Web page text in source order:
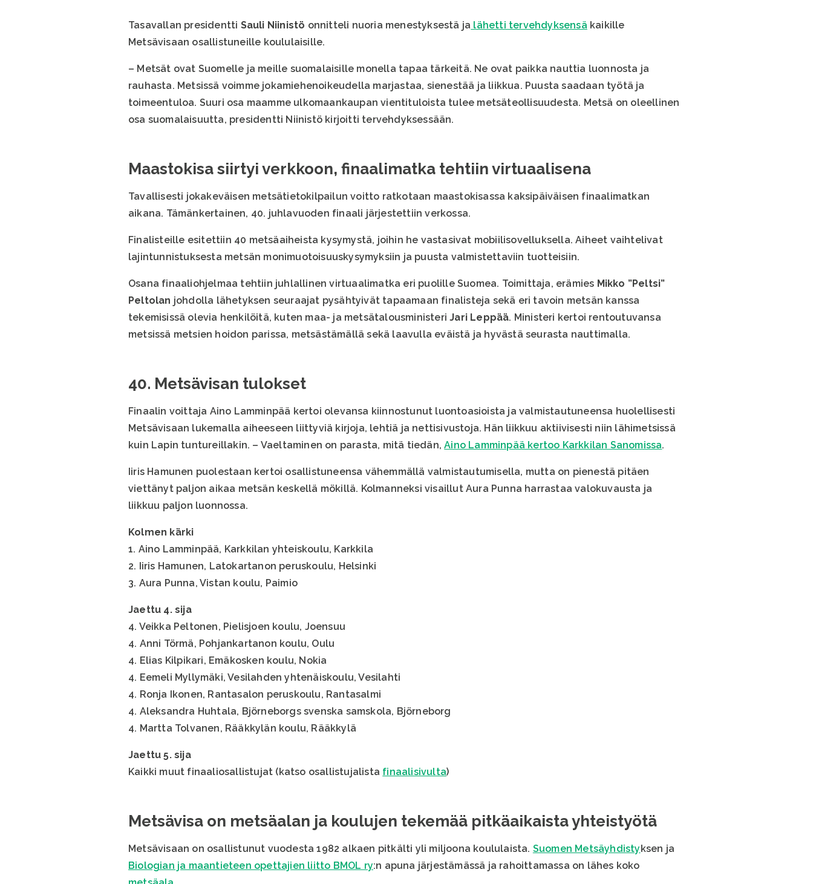
Tasavallan presidentti Sauli Niinistö onnitteli nuoria menestyksestä ja lähetti tervehdyksensä kaikille
Metsävisaan osallistuneille koululaisille.
– Metsät ovat Suomelle ja meille suomalaisille monella tapaa tärkeitä. Ne ovat paikka nauttia luonnosta ja
rauhasta. Metsissä voimme jokamiehenoikeudella marjastaa, sienestää ja liikkua. Puusta saadaan työtä ja
toimeentuloa. Suuri osa maamme ulkomaankaupan vientituloista tulee metsäteollisuudesta. Metsä on oleellinen
osa suomalaisuutta, presidentti Niinistö kirjoitti tervehdyksessään.
Maastokisa siirtyi verkkoon, finaalimatka tehtiin virtuaalisena
Tavallisesti jokakeväisen metsätietokilpailun voitto ratkotaan maastokisassa kaksipäiväisen finaalimatkan
aikana. Tämänkertainen, 40. juhlavuoden finaali järjestettiin verkossa.
Finalisteille esitettiin 40 metsäaiheista kysymystä, joihin he vastasivat mobiilisovelluksella. Aiheet vaihtelivat
lajintunnistuksesta metsän monimuotoisuuskysymyksiin ja puusta valmistettaviin tuotteisiin.
Osana finaaliohjelmaa tehtiin juhlallinen virtuaalimatka eri puolille Suomea. Toimittaja, erämies Mikko ”Peltsi”
Peltolan johdolla lähetyksen seuraajat pysähtyivät tapaamaan finalisteja sekä eri tavoin metsän kanssa
tekemisissä olevia henkilöitä, kuten maa- ja metsätalousministeriJari Leppää. Ministeri kertoi rentoutuvansa
metsissä metsien hoidon parissa, metsästämällä sekä laavulla eväistä ja hyvästä seurasta nauttimalla.
40. Metsävisan tulokset
Finaalin voittaja Aino Lamminpää kertoi olevansa kiinnostunut luontoasioista ja valmistautuneensa huolellisesti
Metsävisaan lukemalla aiheeseen liittyviä kirjoja, lehtiä ja nettisivustoja. Hän liikkuu aktiivisesti niin lähimetsissä
kuin Lapin tuntureillakin. – Vaeltaminen on parasta, mitä tiedän,Aino Lamminpää kertoo Karkkilan Sanomissa.
Iiris Hamunen puolestaan kertoi osallistuneensa vähemmällä valmistautumisella, mutta on pienestä pitäen
viettänyt paljon aikaa metsän keskellä mökillä. Kolmanneksi visaillut Aura Punna harrastaa valokuvausta ja
liikkuu paljon luonnossa.
Kolmen kärki
1. Aino Lamminpää, Karkkilan yhteiskoulu, Karkkila
2. Iiris Hamunen, Latokartanon peruskoulu, Helsinki
3. Aura Punna, Vistan koulu, Paimio
Jaettu 4. sija
4. Veikka Peltonen, Pielisjoen koulu, Joensuu
4. Anni Törmä, Pohjankartanon koulu, Oulu
4. Elias Kilpikari, Emäkosken koulu, Nokia
4. Eemeli Myllymäki, Vesilahden yhtenäiskoulu, Vesilahti
4. Ronja Ikonen, Rantasalon peruskoulu, Rantasalmi
4. Aleksandra Huhtala, Björneborgs svenska samskola, Björneborg
4. Martta Tolvanen, Rääkkylän koulu, Rääkkylä
Jaettu 5. sija
Kaikki muut finaaliosallistujat (katso osallistujalista finaalisivulta)
Metsävisa on metsäalan ja koulujen tekemää pitkäaikaista yhteistyötä
Metsävisaan on osallistunut vuodesta 1982 alkaen pitkälti yli miljoona koululaista. Suomen Metsäyhdistyksen ja
Biologian ja maantieteen opettajien liitto BMOL ry:n apuna järjestämässä ja rahoittamassa on lähes koko